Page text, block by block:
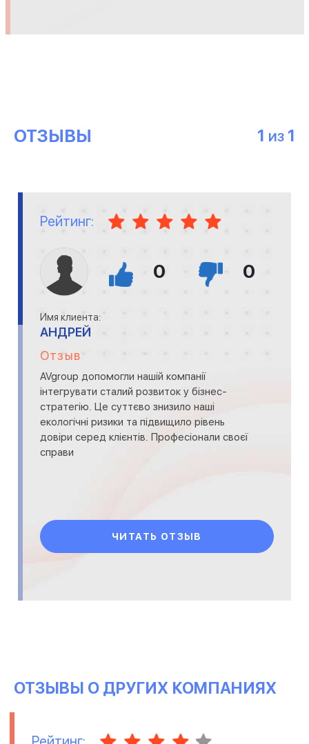
ОТЗЫВЫ 1 ИЗ 1
Рейтинг:
0 0
Имя клиента:
АНДРЕЙ
Отзыв
AVgroup допомогли нашій компанії
інтегрувати сталий розвиток у бізнес-
стратегію. Це суттєво знизило наші
екологічні ризики та підвищило рівень
довіри серед клієнтів. Професіонали своєї
справи
ЧИТАТЬ ОТЗЫВ
ОТЗЫВЫ О ДРУГИХ КОМПАНИЯХ